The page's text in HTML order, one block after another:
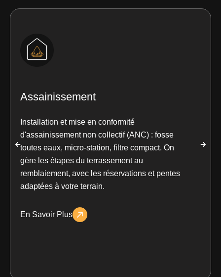
Assainissement
Installation et mise en conformité
d'assainissement non collectif (ANC) : fosse
toutes eaux, micro-station, filtre compact. On
gère les étapes du terrassement au
remblaiement, avec les réservations et pentes
adaptées à votre terrain.
En Savoir Plus